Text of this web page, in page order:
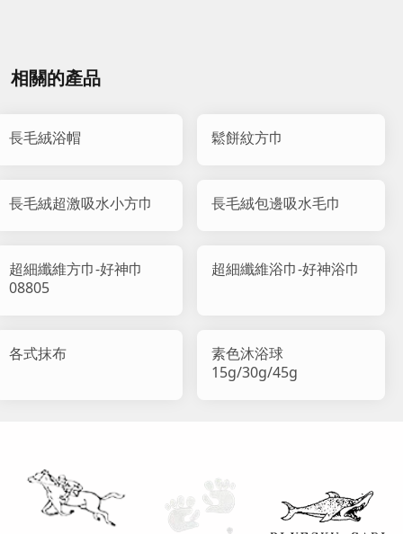
相關的產品
長毛絨浴帽 鬆餅紋方巾
長毛絨超激吸水小方巾 長毛絨包邊吸水毛巾
超細纖維方巾-好神巾
08805
超細纖維浴巾-好神浴巾
各式抹布
素色沐浴球
15g/30g/45g